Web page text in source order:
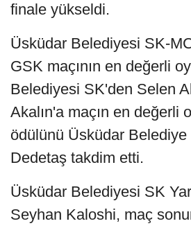
finale yükseldi.
Üsküdar Belediyesi SK-
GSK maçının en değerli
Belediyesi SK'den Selen
Akalın'a maçın en değerli
ödülünü Üsküdar Belediye
Dedetaş takdim etti.
Üsküdar Belediyesi SK
Seyhan Kaloshi, maç